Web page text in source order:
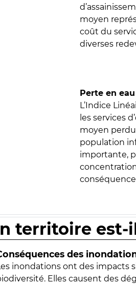
moyen
coût du
diverses
Perte en
L’Indice
les services
moyen
population
importante,
territoire est-
des
inondations ont des impacts
Elles causent des